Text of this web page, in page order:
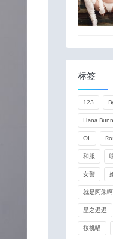
标签
123
Hana
OL
和服
女警
就是阿朱啊
星之迟迟
桜桃喵